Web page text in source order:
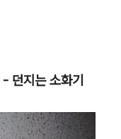
던지는 소화기